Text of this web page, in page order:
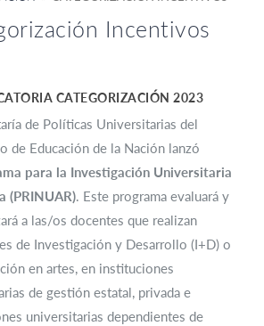
Incentivos
CATEGORIZACIÓN 2023
de Políticas Universitarias del
de Educación de la Nación lanzó
para la Investigación Universitaria
(PRINUAR). Este programa evaluará y
a las/os docentes que realizan
de Investigación y Desarrollo (I+D) o
en artes, en instituciones
de gestión estatal, privada e
universitarias dependientes de